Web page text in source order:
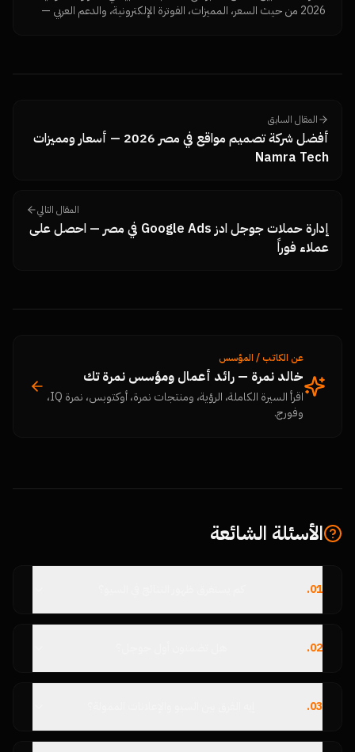
2026 من حيث السعر، المميزات، الفوترة الإلكترونية، والدعم العربي —
المقال السابق
أفضل شركة تصميم مواقع في مصر 2026 — أسعار ومميزات
Namra Tech
المقال التالي
إدارة حملات جوجل ادز Google Ads في مصر — احصل على
عملاء فوراً
عن الكاتب / المؤسس
خالد نمرة — رائد أعمال ومؤسس نمرة تك
اقرأ السيرة الكاملة، الرؤية، ومنتجات نمرة، أوكتوبس، نمرة IQ،
وفورج.
الأسئلة الشائعة
01
.
02
.
03
.